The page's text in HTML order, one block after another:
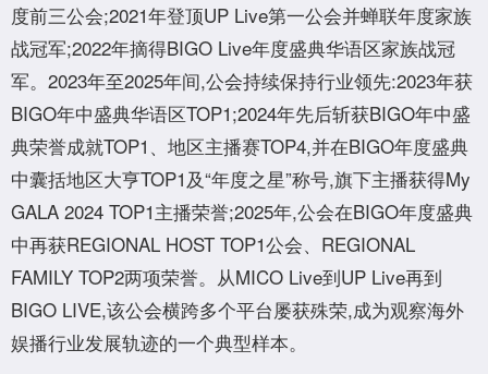
度前三公会;2021年登顶UP Live第一公会并蝉联年度家族
战冠军;2022年摘得BIGO Live年度盛典华语区家族战冠
军。2023年至2025年间,公会持续保持行业领先:2023年获
BIGO年中盛典华语区TOP1;2024年先后斩获BIGO年中盛
典荣誉成就TOP1、地区主播赛TOP4,并在BIGO年度盛典
中囊括地区大亨TOP1及“年度之星”称号,旗下主播获得My
GALA 2024 TOP1主播荣誉;2025年,公会在BIGO年度盛典
中再获REGIONAL HOST TOP1公会、REGIONAL
FAMILY TOP2两项荣誉。从MICO Live到UP Live再到
BIGO LIVE,该公会横跨多个平台屡获殊荣,成为观察海外
娱播行业发展轨迹的一个典型样本。